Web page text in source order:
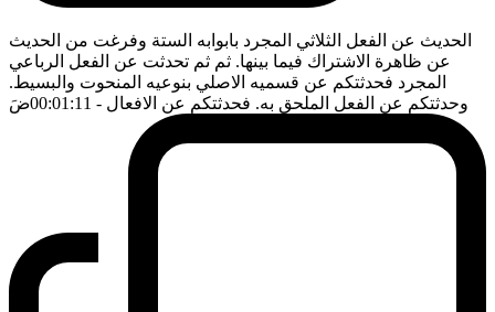
الحديث عن الفعل الثلاثي المجرد بابوابه الستة وفرغت من الحديث
عن ظاهرة الاشتراك فيما بينها. ثم ثم تحدثت عن الفعل الرباعي
المجرد فحدثتكم عن قسميه الاصلي بنوعيه المنحوت والبسيط.
وحدثتكم عن الفعل الملحق به. فحدثتكم عن الافعال - 00:01:11 ضَ